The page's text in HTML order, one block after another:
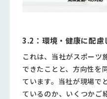
3.2：環境・健康に配慮
これは、当社がスポーツ
できたことと、方向性を
ています。当社が現場で
ているのか、いくつかご